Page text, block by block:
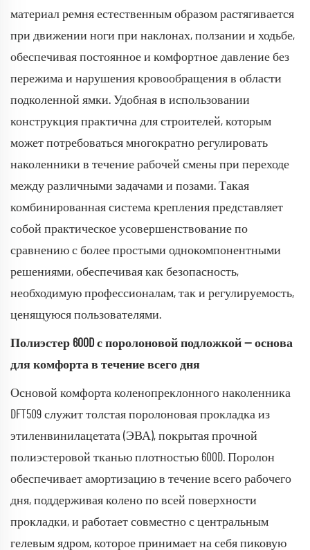
материал ремня естественным образом растягивается
при движении ноги при наклонах, ползании и ходьбе,
обеспечивая постоянное и комфортное давление без
пережима и нарушения кровообращения в области
подколенной ямки. Удобная в использовании
конструкция практична для строителей, которым
может потребоваться многократно регулировать
наколенники в течение рабочей смены при переходе
между различными задачами и позами. Такая
комбинированная система крепления представляет
собой практическое усовершенствование по
сравнению с более простыми однокомпонентными
решениями, обеспечивая как безопасность,
необходимую профессионалам, так и регулируемость,
ценящуюся пользователями.
Полиэстер 600D с поролоновой подложкой — основа
для комфорта в течение всего дня
Основой комфорта коленопреклонного наколенника
DFT509 служит толстая поролоновая прокладка из
этиленвинилацетата (ЭВА), покрытая прочной
полиэстеровой тканью плотностью 600D. Поролон
обеспечивает амортизацию в течение всего рабочего
дня, поддерживая колено по всей поверхности
прокладки, и работает совместно с центральным
гелевым ядром, которое принимает на себя пиковую